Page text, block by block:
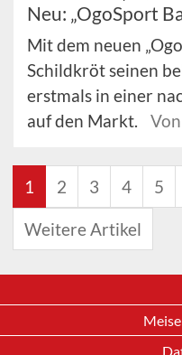
Neu: „OgoSport
Mit dem neuen
Schildkröt seinen
erstmals in einer
auf den Markt.
1 2 3 4 5
Weitere Artikel